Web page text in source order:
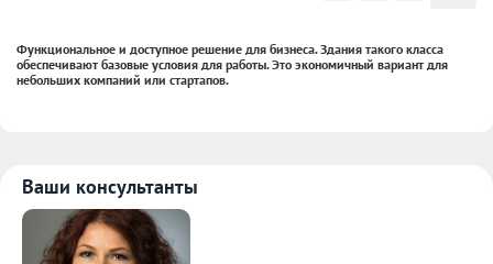
Функциональное и доступное решение для бизнеса. Здания такого класса
обеспечивают базовые условия для работы. Это экономичный вариант для
небольших компаний или стартапов.
Ваши консультанты